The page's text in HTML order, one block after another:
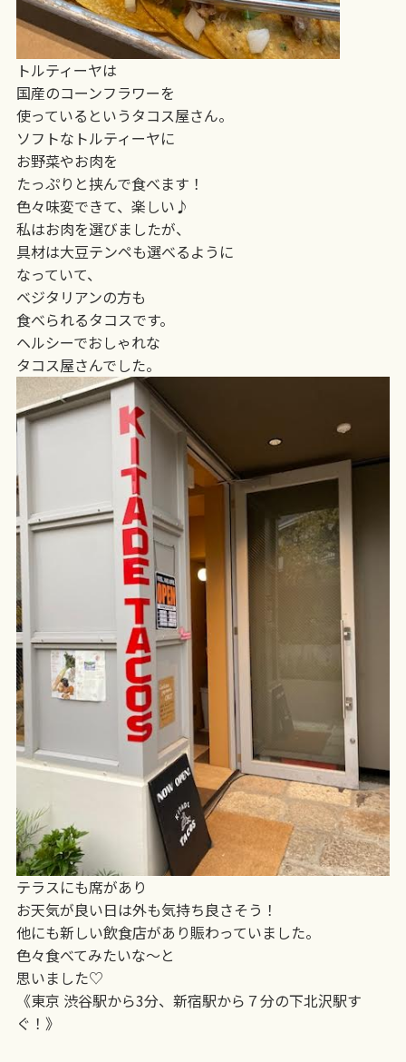
トルティーヤは
国産のコーンフラワーを
使っているというタコス屋さん。
ソフトなトルティーヤに
お野菜やお肉を
たっぷりと挟んで食べます！
色々味変できて、楽しい♪
私はお肉を選びましたが、
具材は大豆テンペも選べるように
なっていて、
ベジタリアンの方も
食べられるタコスです。
ヘルシーでおしゃれな
タコス屋さんでした。
テラスにも席があり
お天気が良い日は外も気持ち良さそう！
他にも新しい飲食店があり賑わっていました。
色々食べてみたいな〜と
思いました♡
《東京 渋谷駅から3分、新宿駅から７分の下北沢駅す
ぐ！》